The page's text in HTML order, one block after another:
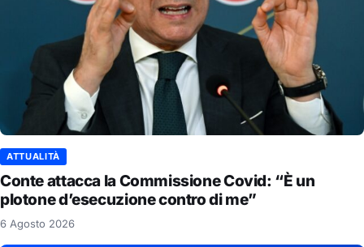
ATTUALITÀ
Conte attacca la Commissione Covid: “È un
plotone d’esecuzione contro di me”
6 Agosto 2026